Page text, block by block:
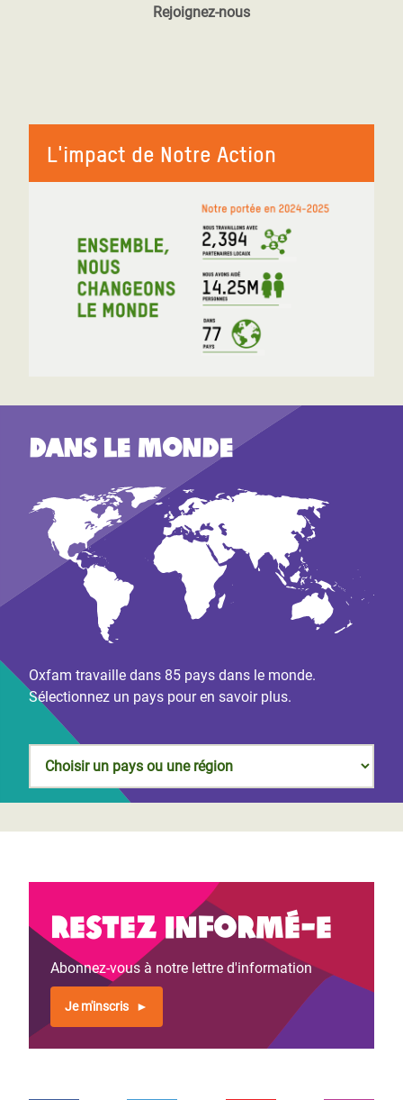
Rejoignez-nous
L'impact de Notre Action
Dans le monde
Oxfam travaille dans 85 pays dans le monde.
Sélectionnez un pays pour en savoir plus.
Restez informé-e
Abonnez-vous à notre lettre d'information
Je m'inscris